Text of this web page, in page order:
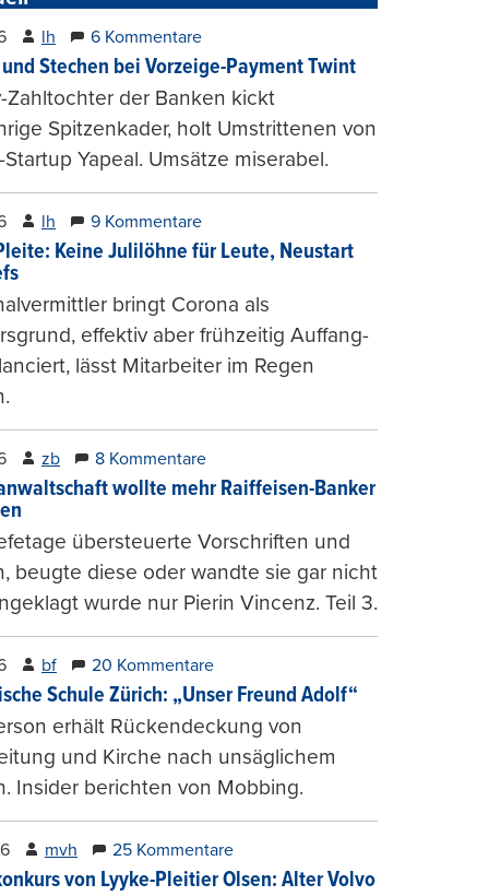
lh 6 Kommentare
Stechen bei Vorzeige-Payment Twint
Zahltochter der Banken kickt
Spitzenkader, holt Umstrittenen von
Yapeal. Umsätze miserabel.
lh 9 Kommentare
Keine Julilöhne für Leute, Neustart
bringt Corona als
effektiv aber frühzeitig Auffang-
lässt Mitarbeiter im Regen
zb 8 Kommentare
wollte mehr Raiffeisen-Banker
übersteuerte Vorschriften und
beugte diese oder wandte sie gar nicht
wurde nur Pierin Vincenz. Teil 3.
bf 20 Kommentare
Schule Zürich: „Unser Freund Adolf“
erhält Rückendeckung von
und Kirche nach unsäglichem
Insider berichten von Mobbing.
mvh 25 Kommentare
von Lyyke-Pleitier Olsen: Alter Volvo